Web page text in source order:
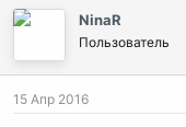
п
и
и
NinaR
Пользователь
15 Апр 2016